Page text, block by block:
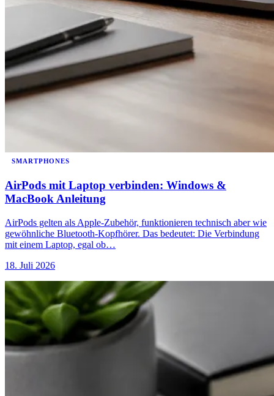
SMARTPHONES
AirPods mit Laptop verbinden: Windows &
MacBook Anleitung
AirPods gelten als Apple-Zubehör, funktionieren technisch aber wie
gewöhnliche Bluetooth-Kopfhörer. Das bedeutet: Die Verbindung
mit einem Laptop, egal ob…
18. Juli 2026